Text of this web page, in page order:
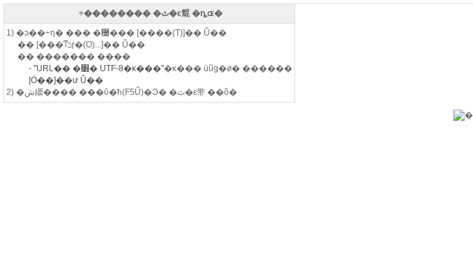
÷�������� �ٿ�ε尡 �ȵɶ�
1) �ͽ��÷η� ��� �޴��� [����(T)]�� Ŭ��
�� [���ͳݿɼ�(O)...]�� Ŭ��
�� ������� ����
- "URL�� �׻� UTF-8�κ���"�κ��� üũǥ�ø� ������
[Ȯ��]��ư Ŭ��
2) �ش繮���� ���ΰ�ħ(F5Ű)�Ͽ� �ٿ�ε带 ��õ�